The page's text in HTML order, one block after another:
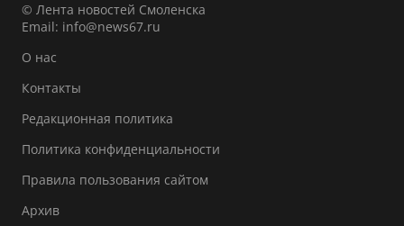
© Лента новостей Смоленска
Email: info@news67.ru
О нас
Контакты
Редакционная политика
Политика конфиденциальности
Правила пользования сайтом
Архив